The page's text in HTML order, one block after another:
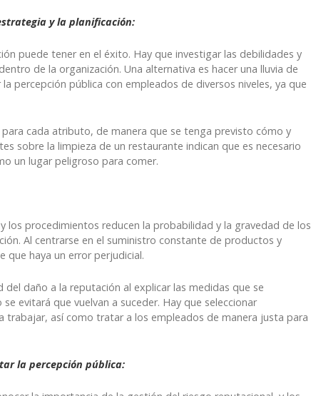
y la planificación:
puede tener en el éxito. Hay que investigar las debilidades y
de la organización. Una alternativa es hacer una lluvia de
percepción pública con empleados de diversos niveles, ya que
cada atributo, de manera que se tenga previsto cómo y
sobre la limpieza de un restaurante indican que es necesario
un lugar peligroso para comer.
los procedimientos reducen la probabilidad y la gravedad de los
Al centrarse en el suministro constante de productos y
que haya un error perjudicial.
daño a la reputación al explicar las medidas que se
evitará que vuelvan a suceder. Hay que seleccionar
así como tratar a los empleados de manera justa para
la percepción pública: